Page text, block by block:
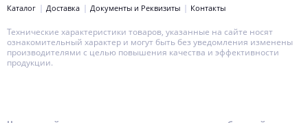
Каталог
Доставка Документы и Реквизиты Контакты
Технические характеристики товаров, указанные на сайте носят
ознакомительный характер и могут быть без уведомления изменены
производителями с целью повышения качества и эффективности
продукции.